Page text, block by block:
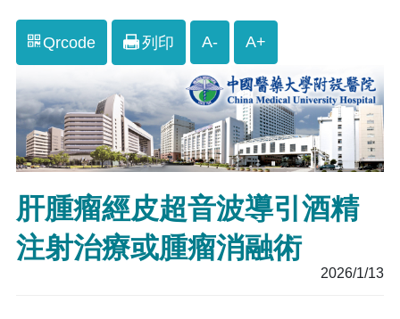
Qrcode 列印 A- A+
肝腫瘤經皮超音波導引酒精
注射治療或腫瘤消融術
2026/1/13